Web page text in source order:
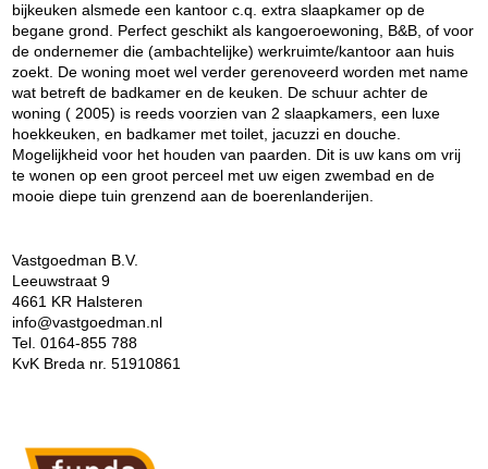
bijkeuken alsmede een kantoor c.q. extra slaapkamer op de
begane grond. Perfect geschikt als kangoeroewoning, B&B, of voor
de ondernemer die (ambachtelijke) werkruimte/kantoor aan huis
zoekt. De woning moet wel verder gerenoveerd worden met name
wat betreft de badkamer en de keuken. De schuur achter de
woning ( 2005) is reeds voorzien van 2 slaapkamers, een luxe
hoekkeuken, en badkamer met toilet, jacuzzi en douche.
Mogelijkheid voor het houden van paarden. Dit is uw kans om vrij
te wonen op een groot perceel met uw eigen zwembad en de
mooie diepe tuin grenzend aan de boerenlanderijen.
Vastgoedman B.V.
Leeuwstraat 9
4661 KR Halsteren
info@vastgoedman.nl
Tel. 0164-855 788
KvK Breda nr. 51910861